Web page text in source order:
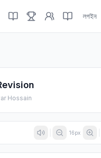
লগইন
Hossain
16px